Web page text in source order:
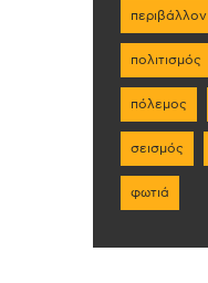
περιβάλλον
πολιτισμός
πόλεμος
σεισμός
φωτιά